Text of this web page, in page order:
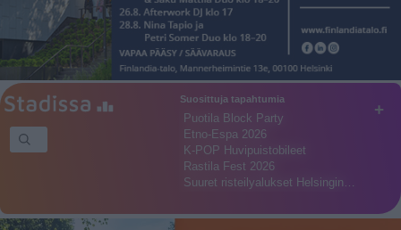
+
Suosittuja tapahtumia
Puotila Block Party
Etno-Espa 2026
K-POP Huvipuistobileet
Rastila Fest 2026
Suuret risteilyalukset Helsingin…